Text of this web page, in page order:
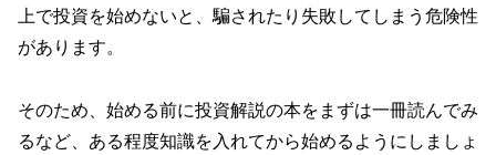
上で投資を始めないと、騙されたり失敗してしまう危険性
があります。
そのため、始める前に投資解説の本をまずは一冊読んでみ
るなど、ある程度知識を入れてから始めるようにしましょ